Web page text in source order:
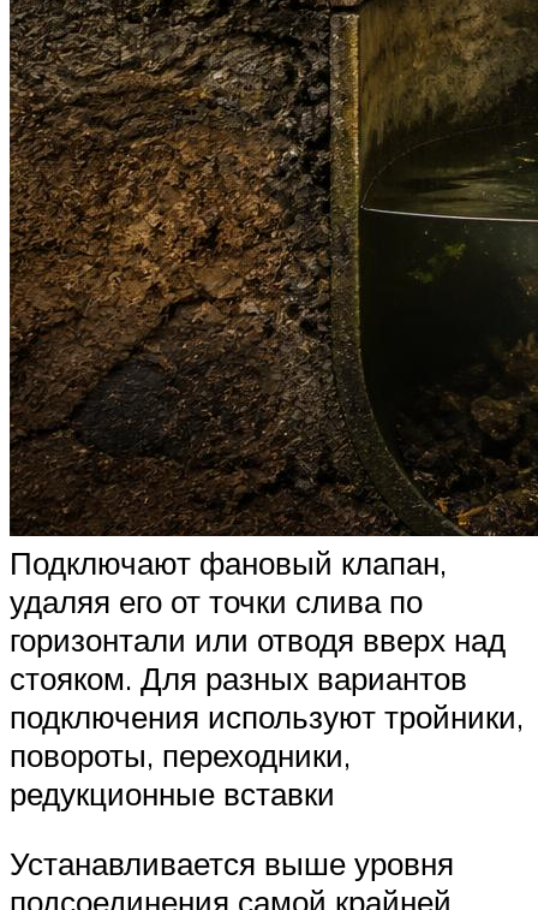
Подключают фановый клапан,
удаляя его от точки слива по
горизонтали или отводя вверх над
стояком. Для разных вариантов
подключения используют тройники,
повороты, переходники,
редукционные вставки
Устанавливается выше уровня
подсоединения самой крайней